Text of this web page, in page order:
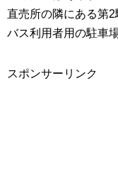
直売所の隣にある第2
バス利用者用の駐車
スポンサーリンク